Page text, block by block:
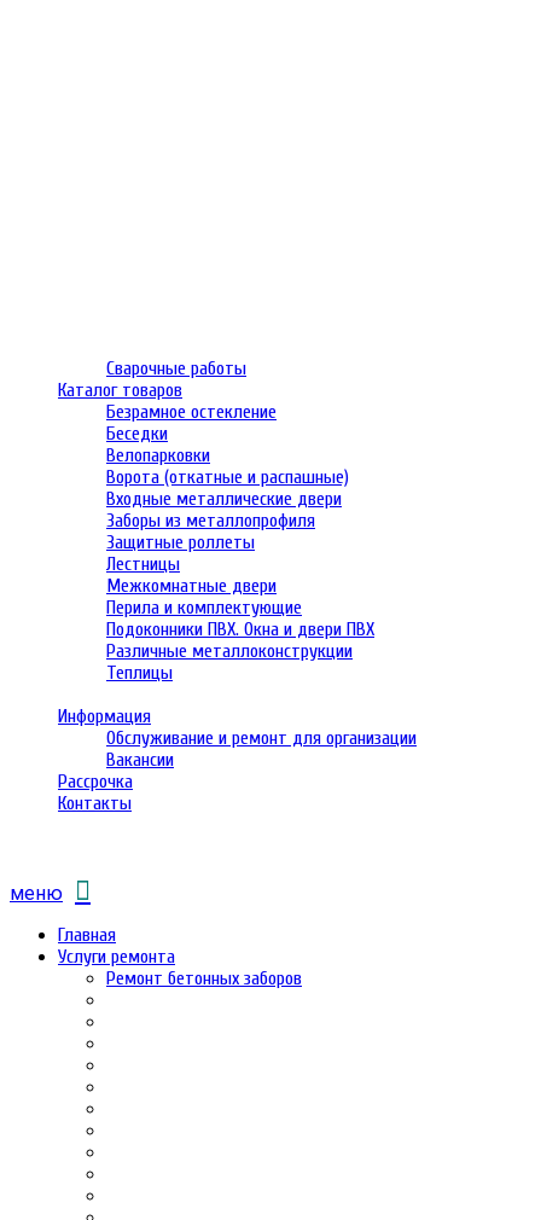
Сварочные работы
Каталог товаров
Безрамное остекление
Беседки
Велопарковки
Ворота (откатные и распашные)
Входные металлические двери
Заборы из металлопрофиля
Защитные роллеты
Лестницы
Межкомнатные двери
Перила и комплектующие
Подоконники ПВХ. Окна и двери ПВХ
Различные металлоконструкции
Теплицы
Информация
Обслуживание и ремонт для организации
Вакансии
Рассрочка
Контакты
меню
Главная
Услуги ремонта
Ремонт бетонных заборов